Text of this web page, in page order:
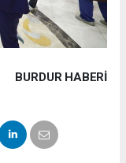
BURDUR HABERİ